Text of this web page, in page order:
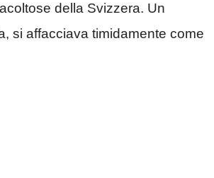
della Svizzera. Un
si affacciava timidamente come